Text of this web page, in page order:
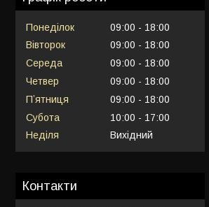
Понеділок 09:00
18:00
Вівторок
09:00
18:00
Середа
09:00
18:00
Четвер
09:00
18:00
Пʼятниця
09:00
18:00
Субота
10:00
17:00
Неділя
Вихідний
Контакти